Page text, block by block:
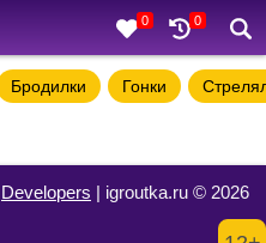
0 0
Бродилки Гонки
Developers | igroutka.ru © 2026